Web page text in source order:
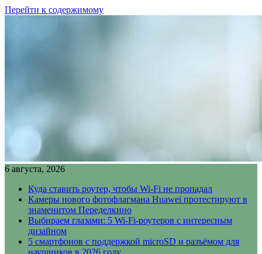
Перейти к содержимому
6 августа, 2026
Куда ставить роутер, чтобы Wi-Fi не пропадал
Камеры нового фотофлагмана Huawei протестируют в
знаменитом Переделкино
Выбираем глазами: 5 Wi-Fi-роутеров с интересным
дизайном
5 смартфонов с поддержкой microSD и разъёмом для
наушников в 2026 году